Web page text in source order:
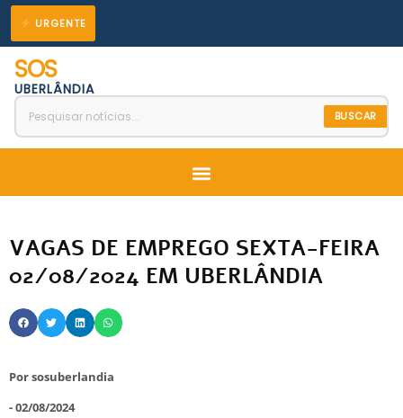
para
conteúdo
URGENTE
SOS
UBERLÂNDIA
BUSCAR
Menu
VAGAS DE EMPREGO SEXTA-FEIRA
02/08/2024 EM UBERLÂNDIA
Porsosuberlandia
-02/08/2024